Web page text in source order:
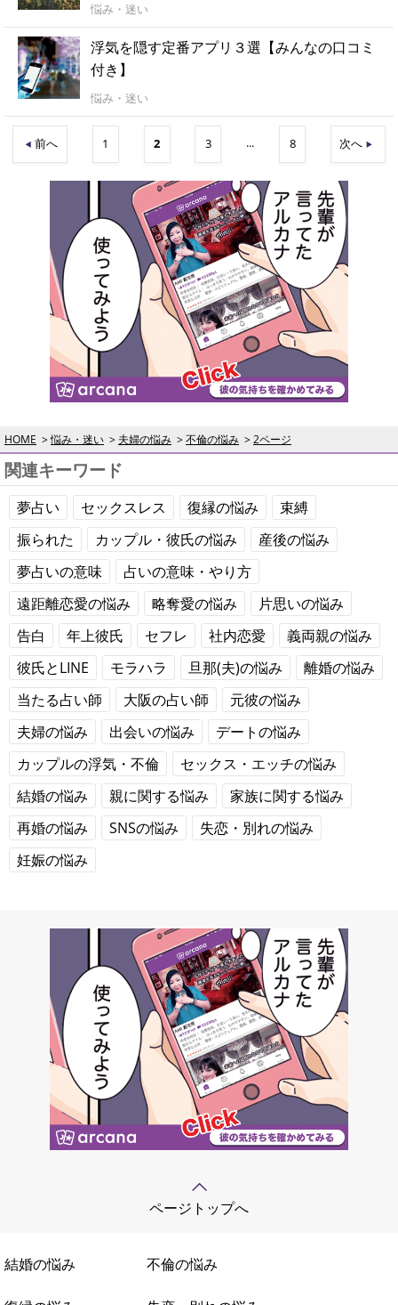
悩み・迷い
浮気を隠す定番アプリ３選【みんなの口コミ
付き】
悩み・迷い
前へ 1 2 3 ... 8 次へ
HOME 悩み・迷い 夫婦の悩み 不倫の悩み 2ページ
関連キーワード
夢占い セックスレス 復縁の悩み
束縛
振られた
カップル・彼氏の悩み
産後の悩み
夢占いの意味
占いの意味・やり方
遠距離恋愛の悩み
略奪愛の悩み
片思いの悩み
告白
年上彼氏 セフレ 社内恋愛
義両親の悩み
彼氏とLINE
モラハラ 旦那(夫)の悩み
離婚の悩み
当たる占い師
大阪の占い師
元彼の悩み
夫婦の悩み
出会いの悩み
デートの悩み
カップルの浮気・不倫
セックス・エッチの悩み
結婚の悩み
親に関する悩み
家族に関する悩み
再婚の悩み
SNSの悩み
失恋・別れの悩み
妊娠の悩み
ページトップへ
結婚の悩み 不倫の悩み